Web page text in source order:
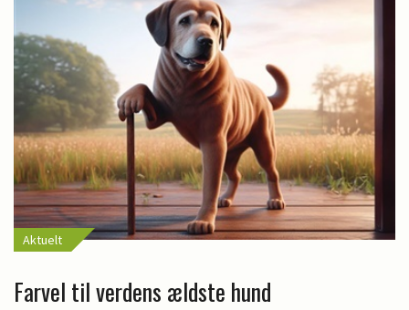
Aktuelt
Farvel til verdens ældste hund